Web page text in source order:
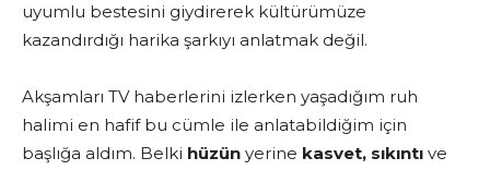
uyumlu bestesini giydirerek kültürümüze
kazandırdığı harika şarkıyı anlatmak değil.
Akşamları TV haberlerini izlerken yaşadığım ruh
halimi en hafif bu cümle ile anlatabildiğim için
başlığa aldım. Belki hüzün yerine kasvet, sıkıntı ve